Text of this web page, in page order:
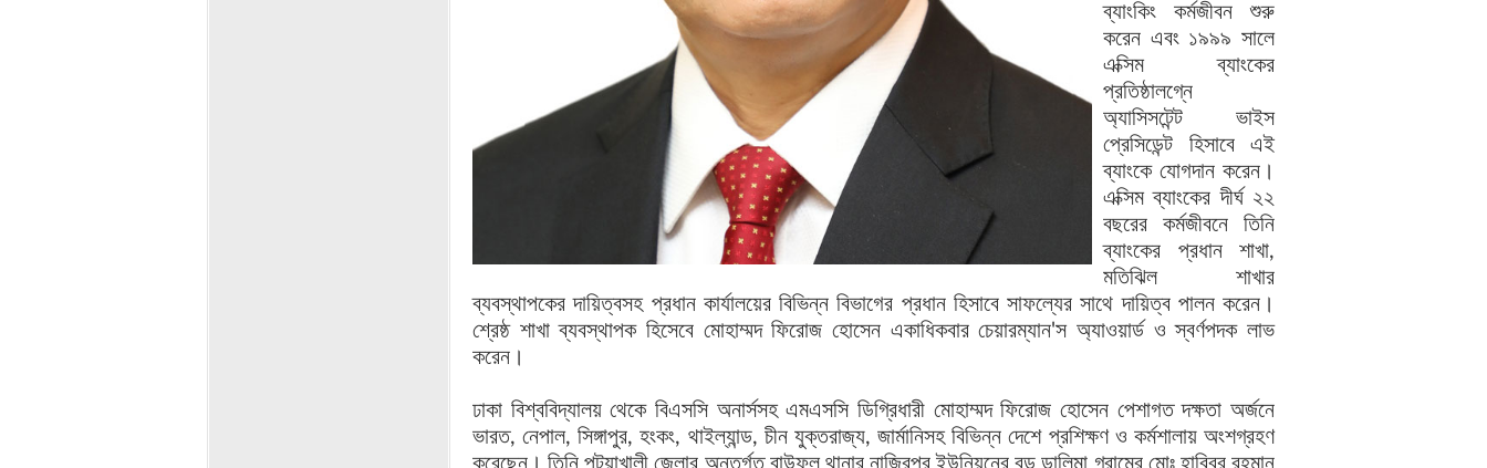
ব্যাংকিং কর্মজীবন শুরু
করেন এবং ১৯৯৯ সালে
এক্সিম ব্যাংকের
প্রতিষ্ঠালগ্নে
অ্যাসিসটেন্ট ভাইস
প্রেসিডেন্ট হিসাবে এই
ব্যাংকে যোগদান করেন।
এক্সিম ব্যাংকের দীর্ঘ ২২
বছরের কর্মজীবনে তিনি
ব্যাংকের প্রধান শাখা,
মতিঝিল শাখার
ব্যবস্থাপকের দায়িত্বসহ প্রধান কার্যালয়ের বিভিন্ন বিভাগের প্রধান হিসাবে সাফল্যের সাথে দায়িত্ব পালন করেন।
শ্রেষ্ঠ শাখা ব্যবস্থাপক হিসেবে মোহাম্মদ ফিরোজ হোসেন একাধিকবার চেয়ারম্যান'স অ্যাওয়ার্ড ও স্বর্ণপদক লাভ
করেন।
ঢাকা বিশ্ববিদ্যালয় থেকে বিএসসি অনার্সসহ এমএসসি ডিগ্রিধারী মোহাম্মদ ফিরোজ হোসেন পেশাগত দক্ষতা অর্জনে
ভারত, নেপাল, সিঙ্গাপুর, হংকং, থাইল্যান্ড, চীন যুক্তরাজ্য, জার্মানিসহ বিভিন্ন দেশে প্রশিক্ষণ ও কর্মশালায় অংশগ্রহণ
করেছেন। তিনি পটুয়াখালী জেলার অন্তর্গত বাউফল থানার নাজিরপুর ইউনিয়নের বড় ডালিমা গ্রামের মোঃ হাবিবুর রহমান